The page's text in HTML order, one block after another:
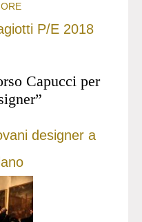
P/E 2018
Capucci per
designer a